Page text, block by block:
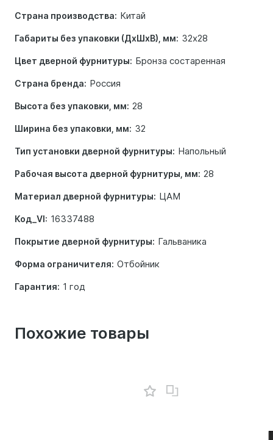
Страна производства: Китай
Габариты без упаковки (ДхШхВ), мм: 32х28
Цвет дверной фурнитуры: Бронза состаренная
Страна бренда: Россия
Высота без упаковки, мм: 28
Ширина без упаковки, мм: 32
Тип установки дверной фурнитуры: Напольный
Рабочая высота дверной фурнитуры, мм: 28
Материал дверной фурнитуры: ЦАМ
Код_VI: 16337488
Покрытие дверной фурнитуры: Гальваника
Форма ограничителя: Отбойник
Гарантия: 1 год
Похожие товары